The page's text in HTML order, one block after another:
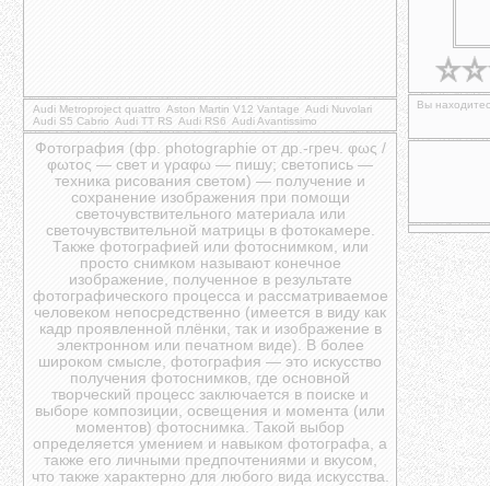
Audi Metroproject quattro Aston Martin V12 Vantage Audi Nuvolari
Audi S5 Cabrio Audi TT RS Audi RS6 Audi Avantissimo
Фотография (фр. photographie от др.-греч. φως /
φωτος — свет и γραφω — пишу; светопись —
техника рисования светом) — получение и
сохранение изображения при помощи
светочувствительного материала или
светочувствительной матрицы в фотокамере.
Также фотографией или фотоснимком, или
просто снимком называют конечное
изображение, полученное в результате
фотографического процесса и рассматриваемое
человеком непосредственно (имеется в виду как
кадр проявленной плёнки, так и изображение в
электронном или печатном виде). В более
широком смысле, фотография — это искусство
получения фотоснимков, где основной
творческий процесс заключается в поиске и
выборе композиции, освещения и момента (или
моментов) фотоснимка. Такой выбор
определяется умением и навыком фотографа, а
также его личными предпочтениями и вкусом,
что также характерно для любого вида искусства.
Вы